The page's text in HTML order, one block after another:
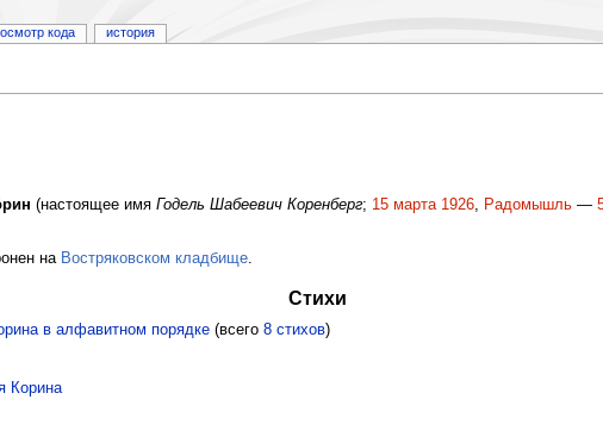
(настоящее имя Годель Шабеевич Коренберг; 15 марта 1926, Радомышль—
на Востряковском кладбище.
Стихи
в алфавитном порядке(всего 8 стихов)
Корина
кода история